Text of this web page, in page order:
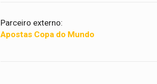
Parceiro externo:
Apostas Copa do Mundo